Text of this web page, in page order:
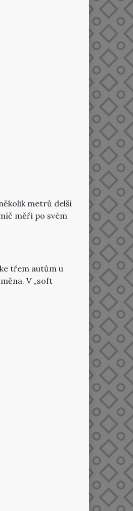
metrů delší
měří po svém
třem autům u
V „soft